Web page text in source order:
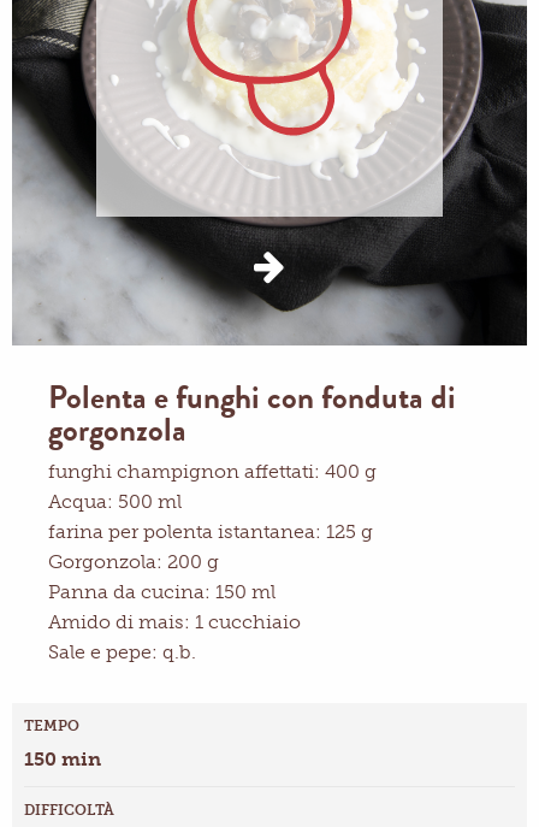
Polenta e funghi con fonduta di
gorgonzola
funghi champignon affettati: 400 g
Acqua: 500 ml
farina per polenta istantanea: 125 g
Gorgonzola: 200 g
Panna da cucina: 150 ml
Amido di mais: 1 cucchiaio
Sale e pepe: q.b.
TEMPO
150 min
DIFFICOLTÀ